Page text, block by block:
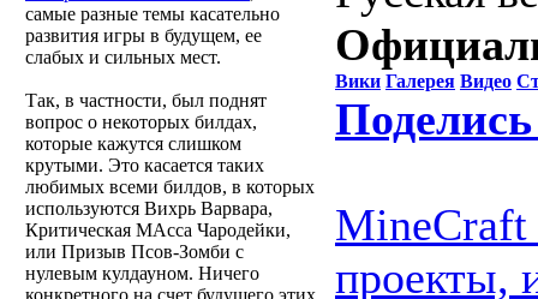
самые разные темы касательно
развития игры в будущем, ее
слабых и сильных мест.
Так, в частности, был поднят
вопрос о некоторых билдах,
которые кажутся слишком
крутыми. Это касается таких
любимых всеми билдов, в которых
используются Вихрь Варвара,
Критическая МАсса Чародейки,
или Призыв Псов-Зомби с
нулевым кулдауном. Ничего
конкретного на счет будущего этих
Вики Галерея Видео
MineCraft
проекты,